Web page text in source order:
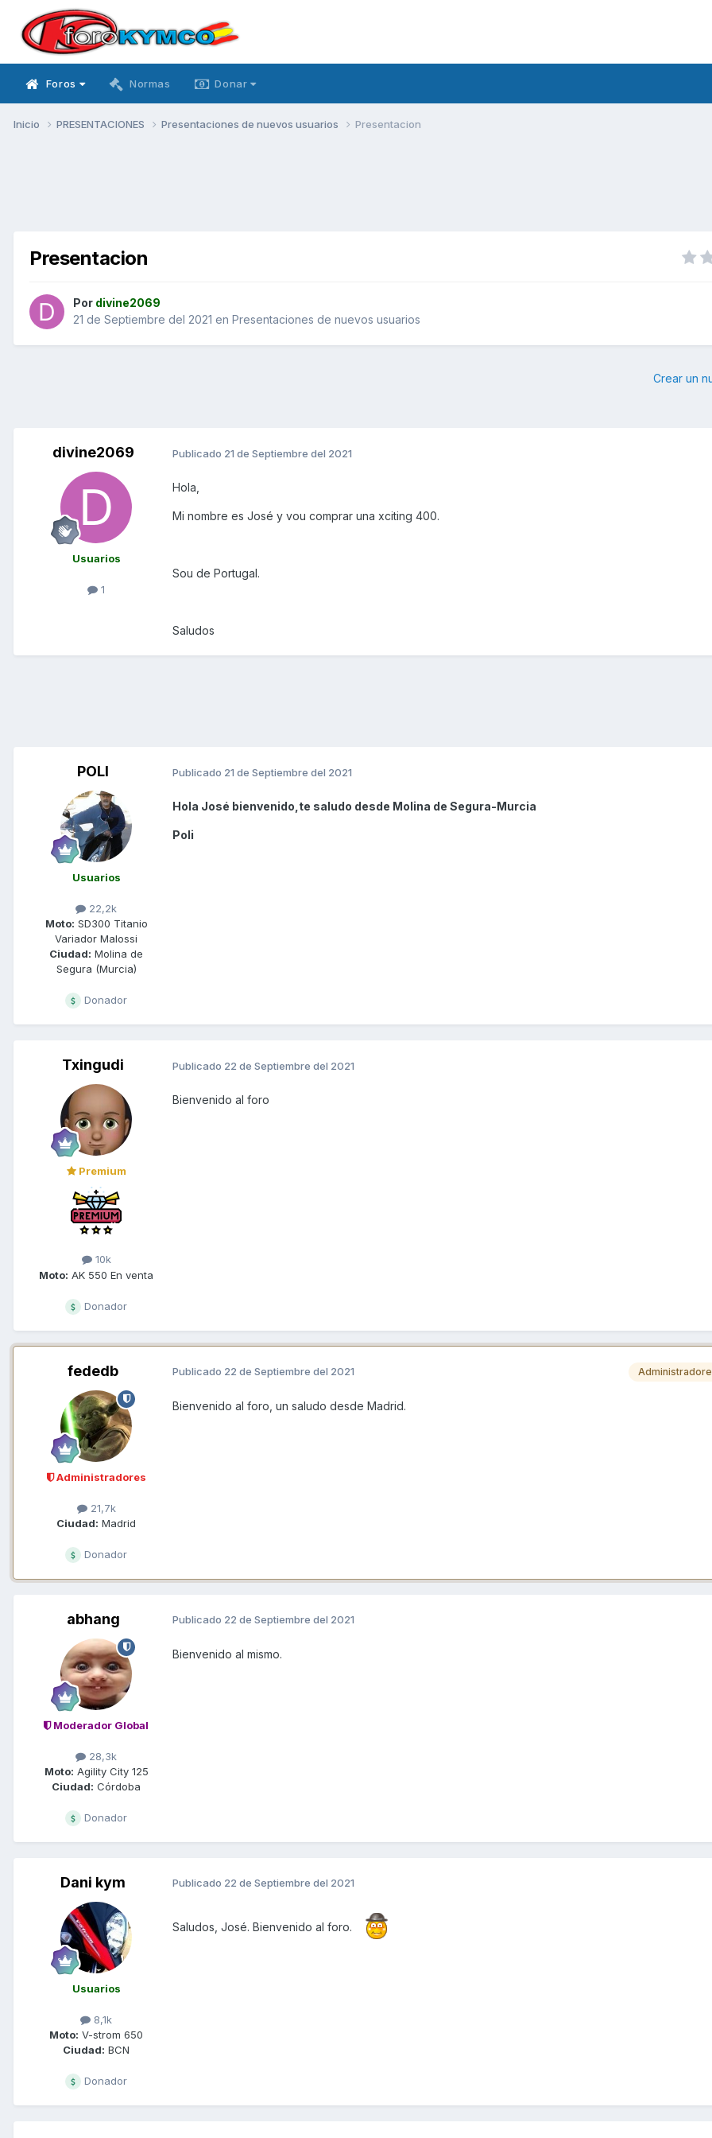
Foros Normas Donar
Inicio PRESENTACIONES Presentaciones de nuevos usuarios Presentacion
Presentacion
Por divine2069
21 de Septiembre del 2021 en Presentaciones de nuevos usuarios
Crear un
divine2069
Usuarios
1
Publicado 21 de Septiembre del 2021
Hola,
Mi nombre es José y vou comprar una xciting 400.
Sou de Portugal.
Saludos
POLI
Usuarios
22,2k
Moto: SD300 Titanio
Variador Malossi
Ciudad: Molina de
Segura (Murcia)
Donador
Publicado 21 de Septiembre del 2021
Hola José bienvenido,te saludo desde Molina de Segura-Murcia
Poli
Txingudi
Premium
10k
Moto: AK 550 En venta
Donador
Publicado 22 de Septiembre del 2021
Bienvenido al foro
fededb
Administradores
21,7k
Ciudad: Madrid
Donador
Publicado 22 de Septiembre del 2021
Bienvenido al foro, un saludo desde Madrid.
abhang
Moderador Global
28,3k
Moto: Agility City 125
Ciudad: Córdoba
Donador
Publicado 22 de Septiembre del 2021
Bienvenido al mismo.
Dani kym
Usuarios
8,1k
Moto: V-strom 650
Ciudad: BCN
Donador
Publicado 22 de Septiembre del 2021
Saludos, José. Bienvenido al foro.